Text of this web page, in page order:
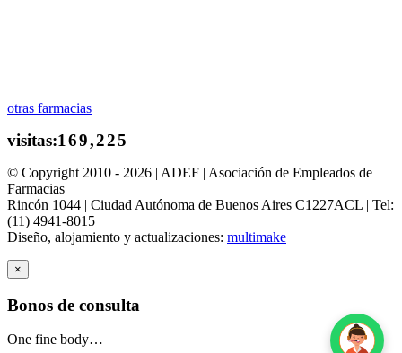
otras farmacias
© Copyright 2010 - 2026 | ADEF | Asociación de Empleados de
Farmacias
Rincón 1044 | Ciudad Autónoma de Buenos Aires C1227ACL | Tel:
(11) 4941-8015
Diseño, alojamiento y actualizaciones: multimake
×
Bonos de consulta
One fine body…